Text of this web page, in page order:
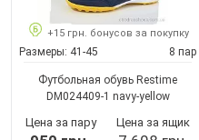
+15 грн. бонусов за покупку
Размеры: 41-45 8 пар
Футбольная обувь Restime
DM024409-1 navy-yellow
Цена за пару Цена за ящик